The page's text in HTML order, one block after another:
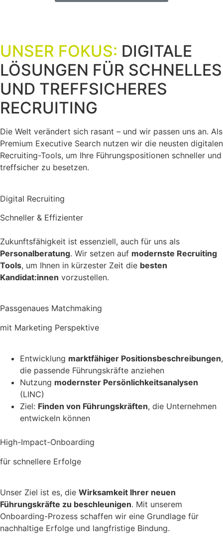
UNSER FOKUS: DIGITALE
LÖSUNGEN FÜR SCHNELLES
UND TREFFSICHERES
RECRUITING
Die Welt verändert sich rasant – und wir passen uns an. Als
Premium Executive Search nutzen wir die neusten digitalen
Recruiting-Tools, um Ihre Führungspositionen schneller und
treffsicher zu besetzen.
Digital Recruiting
Schneller & Effizienter
Zukunftsfähigkeit ist essenziell, auch für uns als
Personalberatung. Wir setzen auf modernste Recruiting
Tools, um Ihnen in kürzester Zeit die besten
Kandidat:innen vorzustellen.
Passgenaues Matchmaking
mit Marketing Perspektive
Entwicklung marktfähiger Positionsbeschreibungen,
die passende Führungskräfte anziehen
Nutzung modernster Persönlichkeitsanalysen
(LINC)
Ziel: Finden von Führungskräften, die Unternehmen
entwickeln können
High-Impact-Onboarding
für schnellere Erfolge
Unser Ziel ist es, die Wirksamkeit Ihrer neuen
Führungskräfte zu beschleunigen. Mit unserem
Onboarding-Prozess schaffen wir eine Grundlage für
nachhaltige Erfolge und langfristige Bindung.